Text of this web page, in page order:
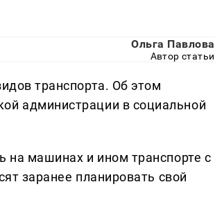
Ольга Павлова
Автор статьи
транспорта. Об этом
администрации в социальной
на машинах и ином транспорте с
заранее планировать свой